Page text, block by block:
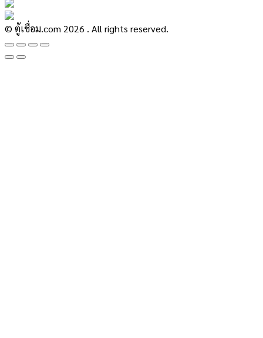
© ตู้เชื่อม.com 2026 . All rights reserved.